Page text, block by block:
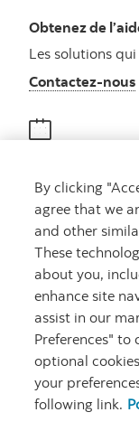
Obtenez de
Les solutions
Contactez-nous
Rencontrez un
Prenez rendez-
Carrières Ma banque
By clicking
agree that we
and other
These
about you,
enhance site
assist in our
Preferences" to
optional
your
following link.